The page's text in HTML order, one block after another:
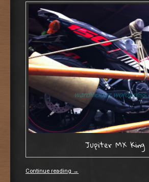
Jupiter MX King
Continue reading →